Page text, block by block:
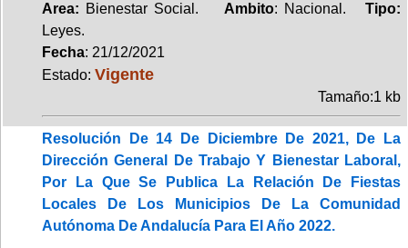
Area: Bienestar Social. Ambito: Nacional. Tipo:
Leyes.
Fecha: 21/12/2021
Estado: Vigente
Tamaño:1 kb
Resolución De 14 De Diciembre De 2021, De La
Dirección General De Trabajo Y Bienestar Laboral,
Por La Que Se Publica La Relación De Fiestas
Locales De Los Municipios De La Comunidad
Autónoma De Andalucía Para El Año 2022.